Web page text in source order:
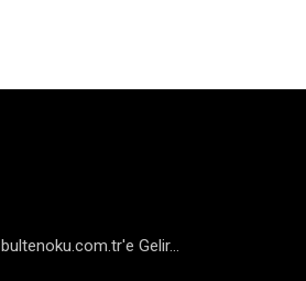
Gelir...